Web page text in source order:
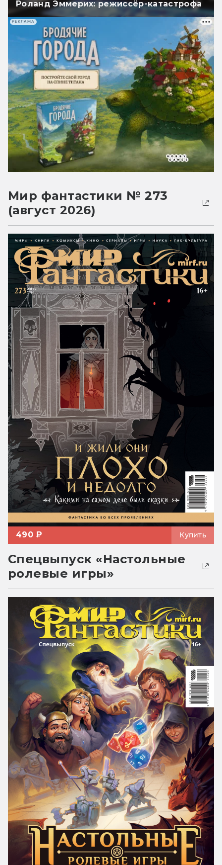
Роланд Эммерих: режиссёр-катастрофа
РЕКЛАМА
Мир фантастики № 273
(август 2026)
490 ₽ Купить
Спецвыпуск «Настольные
ролевые игры»